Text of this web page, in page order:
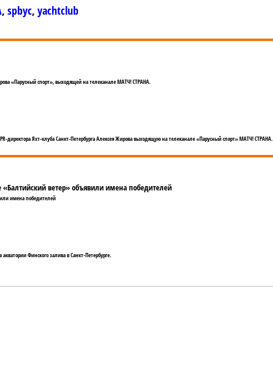
, spbyc, yachtclub
«Парусный спорт», выходящей на телеканале МАТЧ! СТРАНА.
директора Яхт-клуба Санкт-Петербурга Алексея Жирова выходящую на телеканале «Парусный спорт» МАТЧ! СТРАНА.
ветер» объявили имена победителей
имена победителей
Финского залива в Санкт-Петербурге.